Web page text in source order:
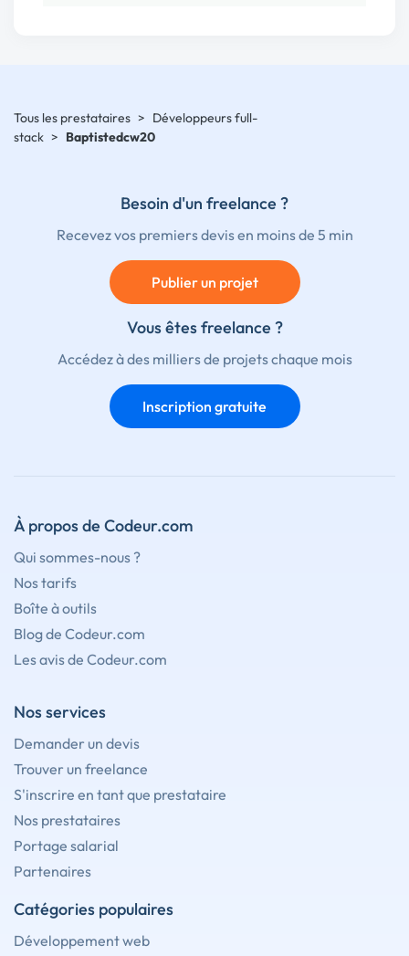
Tous les prestataires > Développeurs full-
stack > Baptistedcw20
Besoin d'un freelance ?
Recevez vos premiers devis en moins de 5 min
Publier un projet
Vous êtes freelance ?
Accédez à des milliers de projets chaque mois
Inscription gratuite
À propos de Codeur.com
Qui sommes-nous ?
Nos tarifs
Boîte à outils
Blog de Codeur.com
Les avis de Codeur.com
Nos services
Demander un devis
Trouver un freelance
S'inscrire en tant que prestataire
Nos prestataires
Portage salarial
Partenaires
Catégories populaires
Développement web